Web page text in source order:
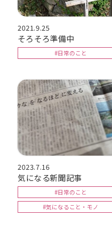
2021.9.25
そろそろ準備中
#日常のこと
2023.7.16
気になる新聞記事
#日常のこと
#気になること・モノ